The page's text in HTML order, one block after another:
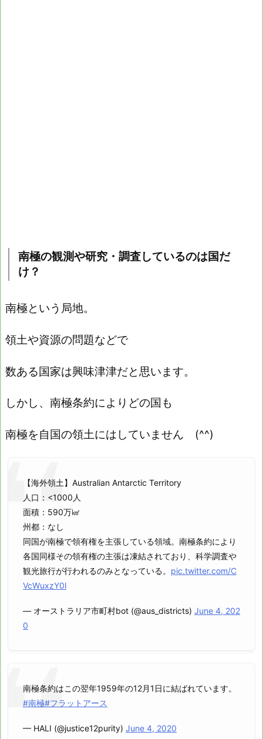
南極の観測や研究・調査しているのは国だ
け？
南極という局地。
領土や資源の問題などで
数ある国家は興味津津だと思います。
しかし、南極条約によりどの国も
南極を自国の領土にはしていません (^^)
【海外領土】Australian Antarctic Territory
人口：<1000人
面積：590万㎢
州都：なし
同国が南極で領有権を主張している領域。南極条約により
各国同様その領有権の主張は凍結されており、科学調査や
観光旅行が行われるのみとなっている。 pic.twitter.com/C
VcWuxzY0l
— オーストラリア市町村bot (@aus_districts) June 4, 202
0
南極条約はこの翌年1959年の12月1日に結ばれています。
#南極#フラットアース
— HALI (@justice12purity) June 4, 2020